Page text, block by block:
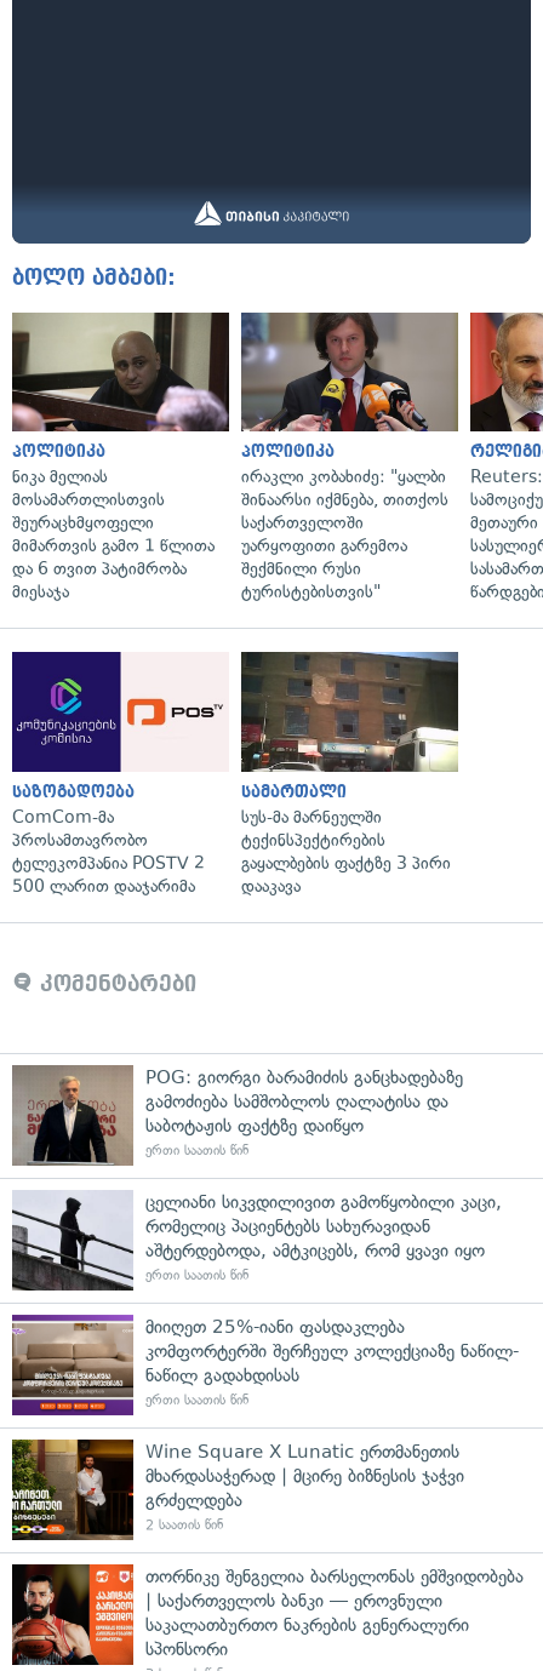
ბოლო ამბები:
პოლიტიკა
ნიკა მელიას
მოსამართლისთვის
შეურაცხმყოფელი
მიმართვის გამო 1 წლითა
და 6 თვით პატიმრობა
მიესაჯა
პოლიტიკა
ირაკლი კობახიძე: "ყალბი
შინაარსი იქმნება, თითქოს
საქართველოში
უარყოფითი გარემოა
შექმნილი რუსი
ტურისტებისთვის"
მეთაური
საზოგადოება
ComCom-მა
პროსამთავრობო
ტელეკომპანია POSTV 2
500 ლარით დააჯარიმა
სამართალი
სუს-მა მარნეულში
ტექინსპექტირების
გაყალბების ფაქტზე 3 პირი
დააკავა
კომენტარები
POG: გიორგი ბარამიძის განცხადებაზე
გამოძიება სამშობლოს ღალატისა და
საბოტაჟის ფაქტზე დაიწყო
ერთი საათის წინ
ცელიანი სიკვდილივით გამოწყობილი კაცი,
რომელიც პაციენტებს სახურავიდან
აშტერდებოდა, ამტკიცებს, რომ ყვავი იყო
ერთი საათის წინ
მიიღეთ 25%-იანი ფასდაკლება
კომფორტერში შერჩეულ კოლექციაზე ნაწილ-
ნაწილ გადახდისას
ერთი საათის წინ
Wine Square X Lunatic ერთმანეთის
მხარდასაჭერად | მცირე ბიზნესის ჯაჭვი
გრძელდება
2 საათის წინ
თორნიკე შენგელია ბარსელონას ემშვიდობება
| საქართველოს ბანკი — ეროვნული
საკალათბურთო ნაკრების გენერალური
სპონსორი